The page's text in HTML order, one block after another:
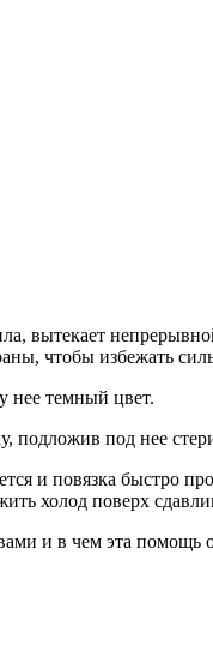
вытекает
чтобы избежать
нее темный цвет.
подложив под нее
и повязка быстро
холод поверх
и в чем эта помощь